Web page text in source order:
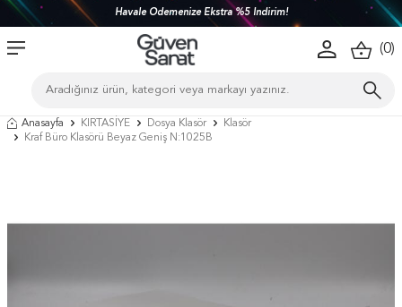
Havale Ödemenize Ekstra %5 İndirim!
(0)
Anasayfa KIRTASİYE Dosya Klasör
Klasör
Kraf Büro Klasörü Beyaz Geniş N:1025B